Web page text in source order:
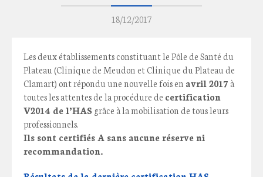
18/12/2017
Les deux établissements constituant le Pôle de Santé du
Plateau (Clinique de Meudon et Clinique du Plateau de
Clamart) ont répondu une nouvelle fois en avril 2017 à
toutes les attentes de la procédure de certification
V2014 de l’HAS grâce à la mobilisation de tous leurs
professionnels.
Ils sont certifiés A sans aucune réserve ni
recommandation.